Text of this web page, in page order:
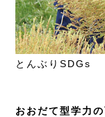
とんぶりSDGs
おおだて型学力